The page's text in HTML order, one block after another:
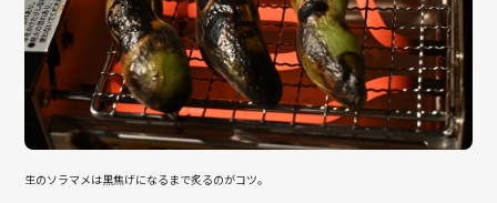
生のソラマメは黒焦げになるまで炙るのがコツ。